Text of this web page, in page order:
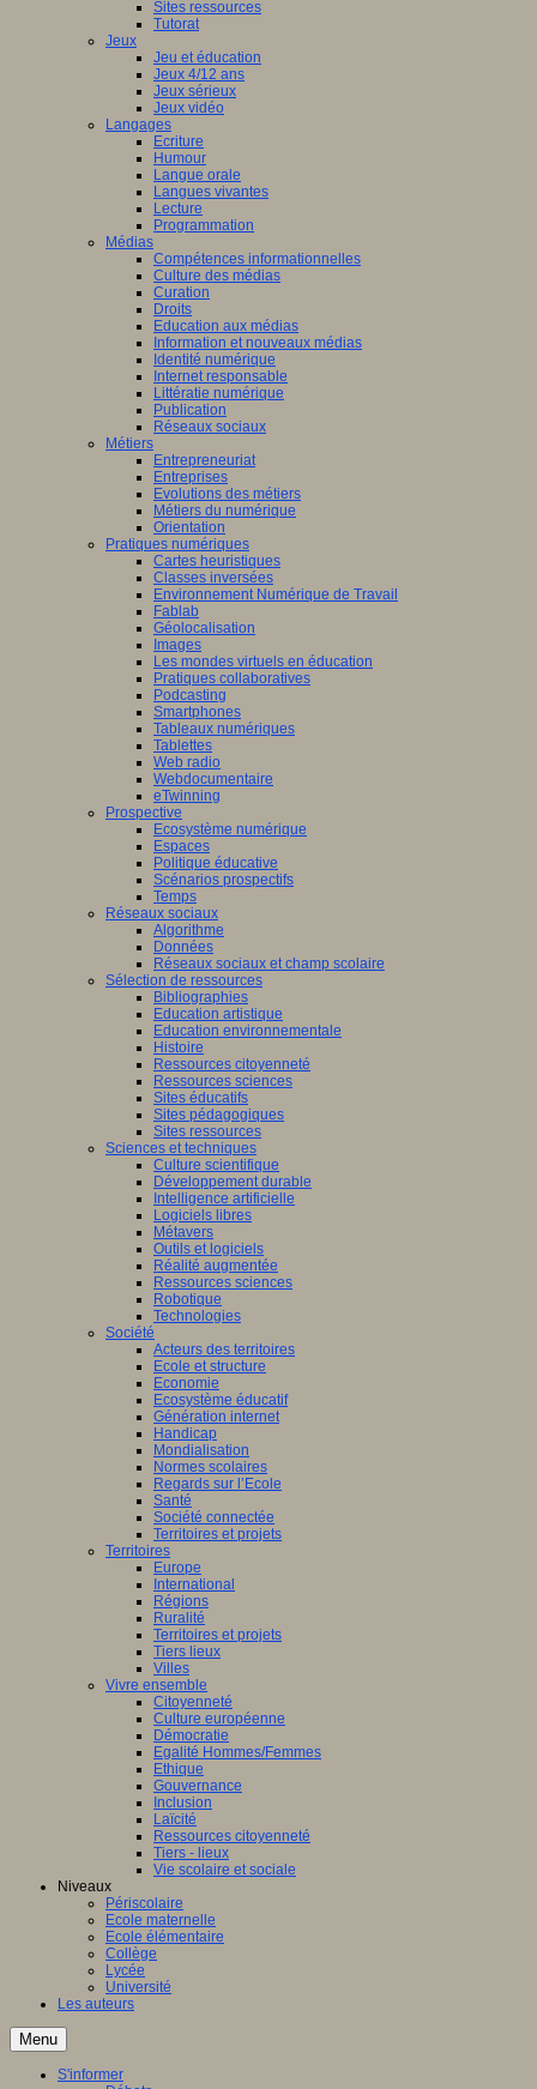
Sites ressources
Tutorat
Jeux
Jeu et éducation
Jeux 4/12 ans
Jeux sérieux
Jeux vidéo
Langages
Ecriture
Humour
Langue orale
Langues vivantes
Lecture
Programmation
Médias
Compétences informationnelles
Culture des médias
Curation
Droits
Education aux médias
Information et nouveaux médias
Identité numérique
Internet responsable
Littératie numérique
Publication
Réseaux sociaux
Métiers
Entrepreneuriat
Entreprises
Evolutions des métiers
Métiers du numérique
Orientation
Pratiques numériques
Cartes heuristiques
Classes inversées
Environnement Numérique de Travail
Fablab
Géolocalisation
Images
Les mondes virtuels en éducation
Pratiques collaboratives
Podcasting
Smartphones
Tableaux numériques
Tablettes
Web radio
Webdocumentaire
eTwinning
Prospective
Ecosystème numérique
Espaces
Politique éducative
Scénarios prospectifs
Temps
Réseaux sociaux
Algorithme
Données
Réseaux sociaux et champ scolaire
Sélection de ressources
Bibliographies
Education artistique
Education environnementale
Histoire
Ressources citoyenneté
Ressources sciences
Sites éducatifs
Sites pédagogiques
Sites ressources
Sciences et techniques
Culture scientifique
Développement durable
Intelligence artificielle
Logiciels libres
Métavers
Outils et logiciels
Réalité augmentée
Ressources sciences
Robotique
Technologies
Société
Acteurs des territoires
Ecole et structure
Economie
Ecosystème éducatif
Génération internet
Handicap
Mondialisation
Normes scolaires
Regards sur l’Ecole
Santé
Société connectée
Territoires et projets
Territoires
Europe
International
Régions
Ruralité
Territoires et projets
Tiers lieux
Villes
Vivre ensemble
Citoyenneté
Culture européenne
Démocratie
Egalité Hommes/Femmes
Ethique
Gouvernance
Inclusion
Laïcité
Ressources citoyenneté
Tiers - lieux
Vie scolaire et sociale
Niveaux
Périscolaire
Ecole maternelle
Ecole élémentaire
Collège
Lycée
Université
Les auteurs
Menu
S'informer